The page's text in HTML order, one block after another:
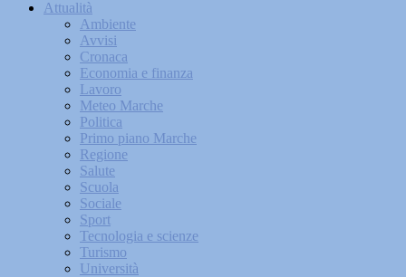
Attualità
Ambiente
Avvisi
Cronaca
Economia e finanza
Lavoro
Meteo Marche
Politica
Primo piano Marche
Regione
Salute
Scuola
Sociale
Sport
Tecnologia e scienze
Turismo
Università